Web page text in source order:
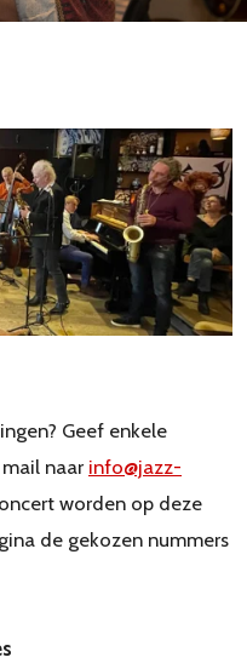
Geef enkele
naar info@jazz-
worden op deze
de gekozen nummers